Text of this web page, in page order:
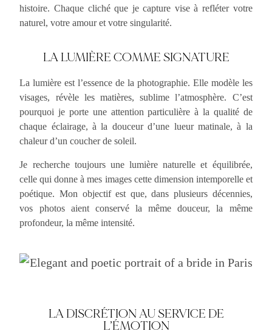
histoire. Chaque cliché que je capture vise à refléter votre
naturel, votre amour et votre singularité.
LA LUMIÈRE COMME SIGNATURE
La lumière est l’essence de la photographie. Elle modèle les
visages, révèle les matières, sublime l’atmosphère. C’est
pourquoi je porte une attention particulière à la qualité de
chaque éclairage, à la douceur d’une lueur matinale, à la
chaleur d’un coucher de soleil.
Je recherche toujours une lumière naturelle et équilibrée,
celle qui donne à mes images cette dimension intemporelle et
poétique. Mon objectif est que, dans plusieurs décennies,
vos photos aient conservé la même douceur, la même
profondeur, la même intensité.
LA DISCRÉTION AU SERVICE DE
L’ÉMOTION